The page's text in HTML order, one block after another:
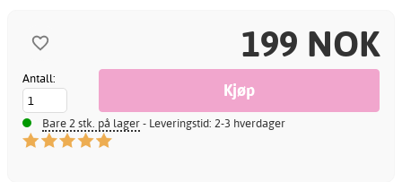
199 NOK
Antall:
Bare 2 stk. på lager- Leveringstid: 2-3 hverdager